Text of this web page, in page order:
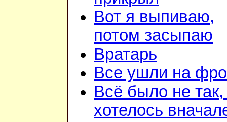
Вот я выпиваю,
потом засыпаю
Вратарь
Все ушли на
Всё было не так,
хотелось